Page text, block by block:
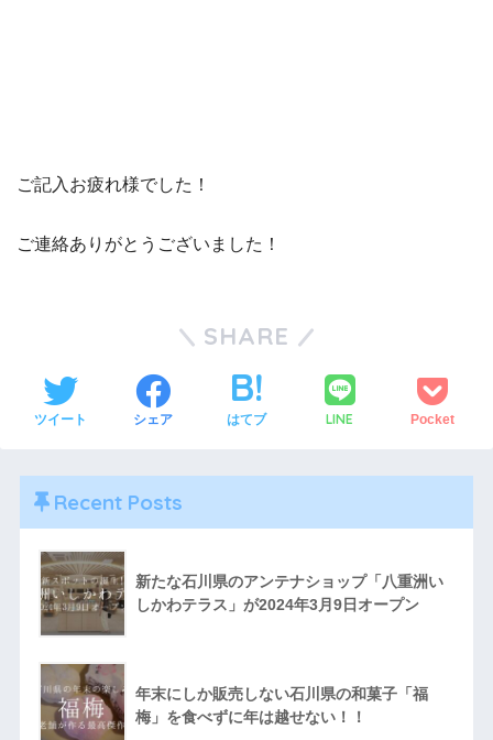
ご記入お疲れ様でした！
ご連絡ありがとうございました！
SHARE
ツイート シェア はてブ LINE Pocket
Recent Posts
新たな石川県のアンテナショップ「八重洲い
しかわテラス」が2024年3月9日オープン
年末にしか販売しない石川県の和菓子「福
梅」を食べずに年は越せない！！